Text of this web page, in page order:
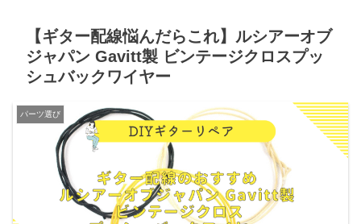
【ギター配線悩んだらこれ】ルシアーオブ
ジャパン Gavitt製 ビンテージクロスプッ
シュバックワイヤー
パーツ選び